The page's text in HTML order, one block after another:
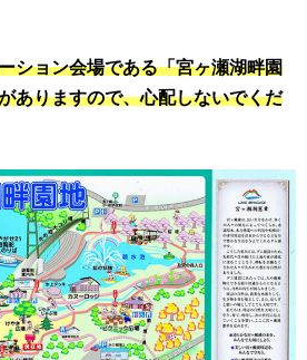
ション会場である「宮ヶ瀬湖畔園
ありますので、心配しないでくだ